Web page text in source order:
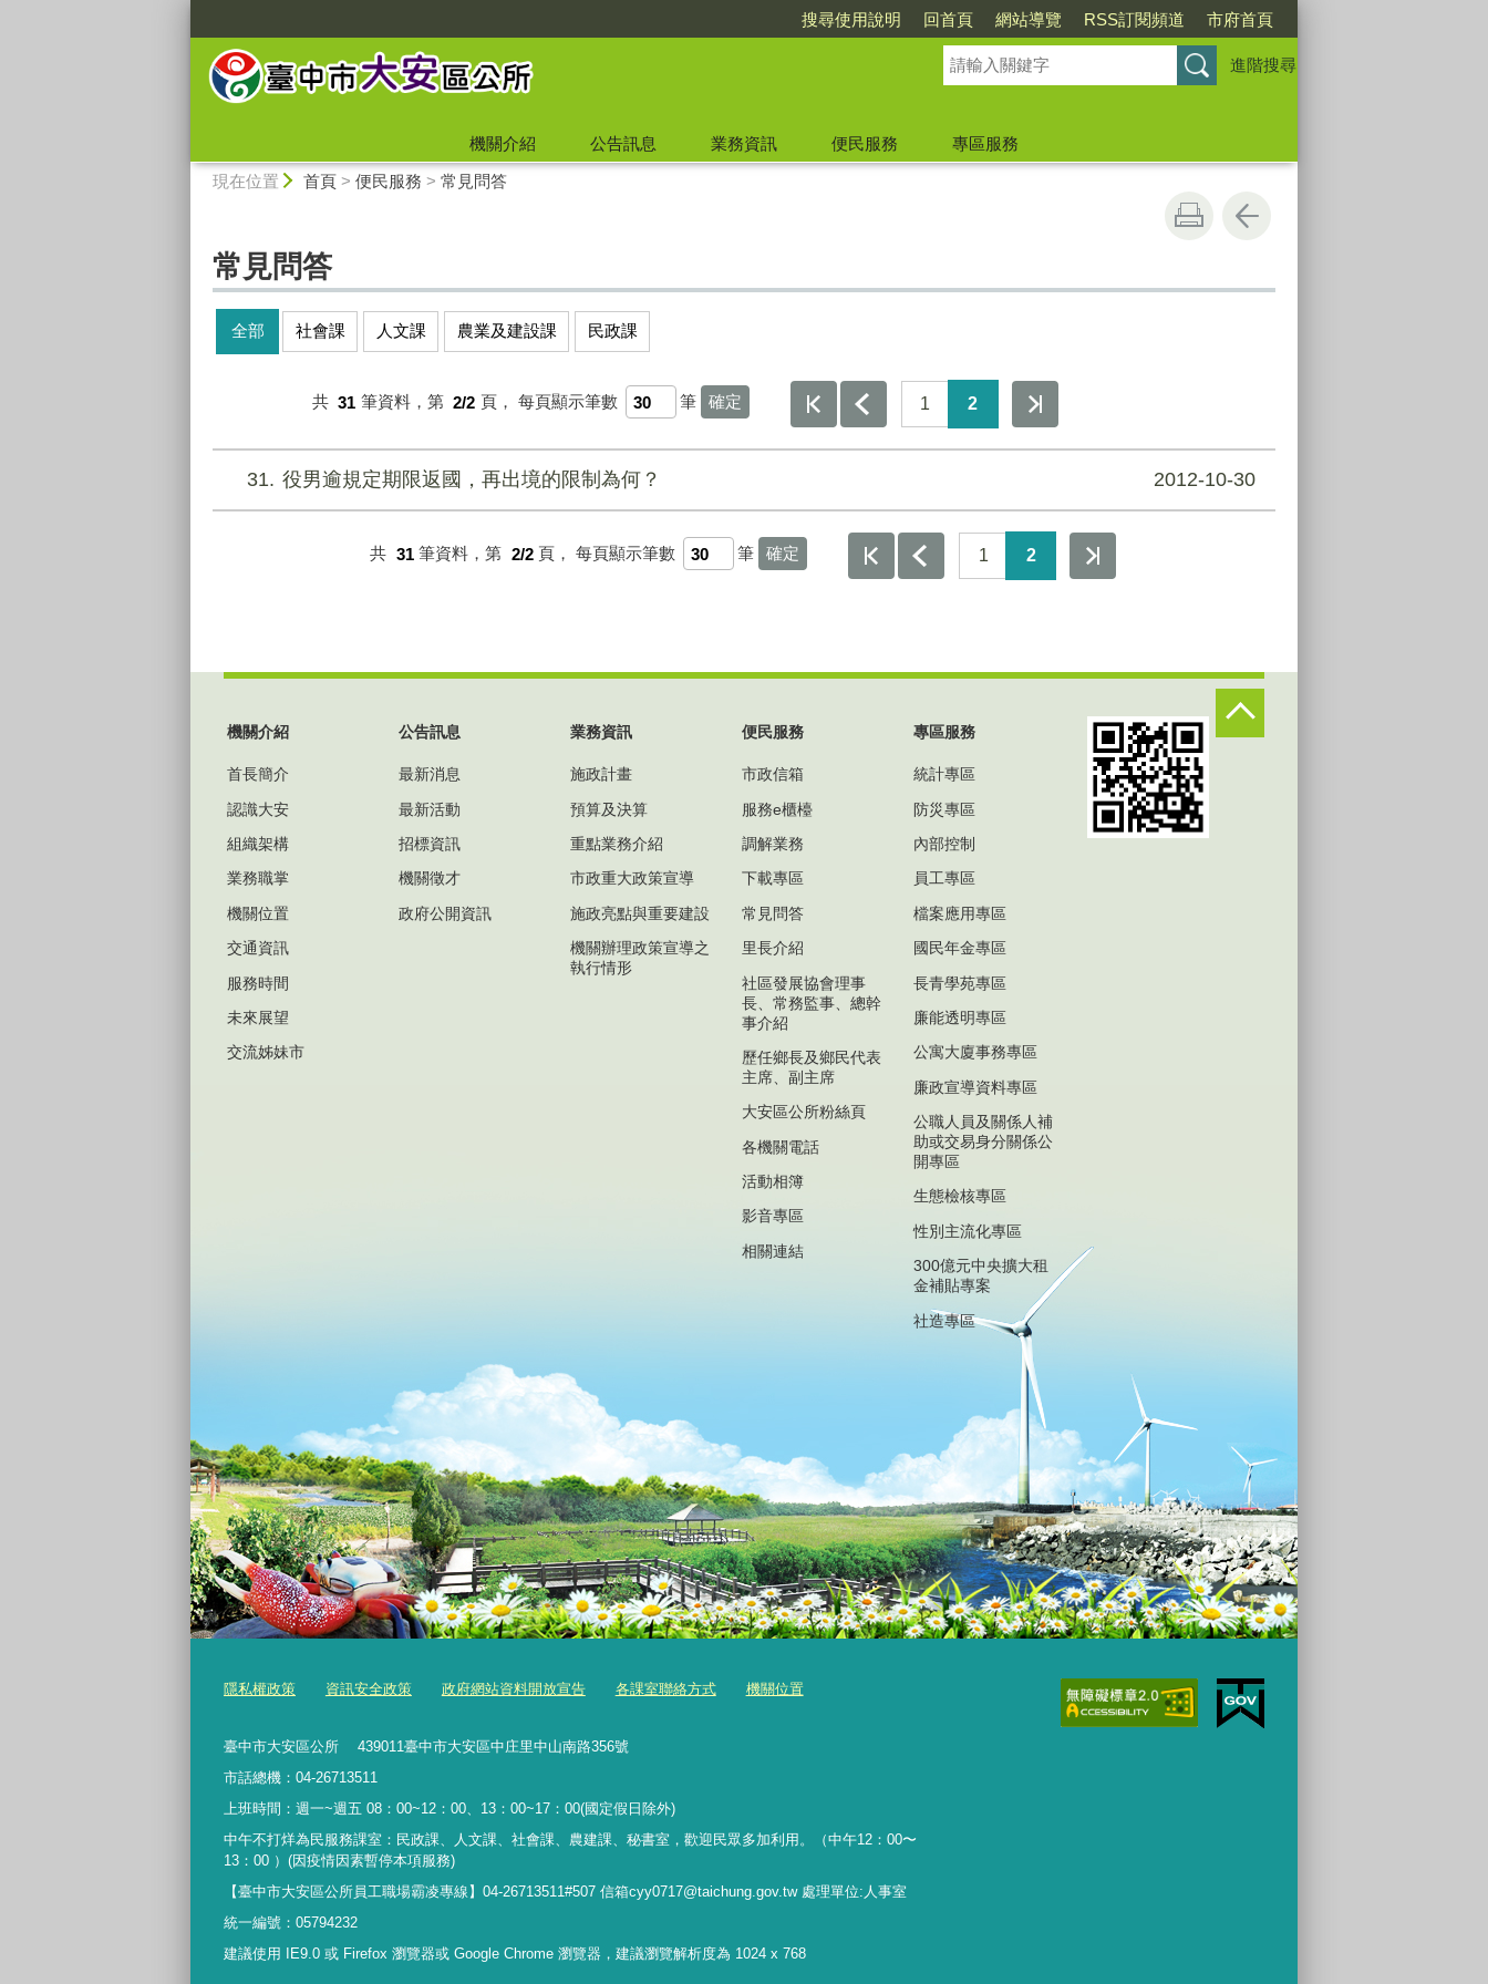
搜尋使用說明 回首頁 網站導覽 RSS訂閱頻道 市府首頁
進階搜尋
機關介紹 公告訊息 業務資訊 便民服務
專區服務
現在位置 首頁> 便民服務 > 常見問答
常見問答
全部 社會課 人文課 農業及建設課 民政課
共 31 筆資料，第 2/2 頁， 每頁顯示筆數 筆 1 2
31 役男逾規定期限返國，再出境的限制為何？ 2012-10-30
共 31 筆資料，第 2/2 頁， 每頁顯示筆數 筆 1 2
機關介紹
首長簡介
認識大安
組織架構
業務職掌
機關位置
交通資訊
服務時間
未來展望
交流姊妹市
公告訊息
最新消息
最新活動
招標資訊
機關徵才
政府公開資訊
業務資訊
施政計畫
預算及決算
重點業務介紹
市政重大政策宣導
施政亮點與重要建設
機關辦理政策宣導之
執行情形
便民服務
市政信箱
服務e櫃檯
調解業務
下載專區
常見問答
里長介紹
社區發展協會理事
長、常務監事、總幹
事介紹
歷任鄉長及鄉民代表
主席、副主席
大安區公所粉絲頁
各機關電話
活動相簿
影音專區
相關連結
專區服務
統計專區
防災專區
內部控制
員工專區
檔案應用專區
國民年金專區
長青學苑專區
廉能透明專區
公寓大廈事務專區
廉政宣導資料專區
公職人員及關係人補
助或交易身分關係公
開專區
生態檢核專區
性別主流化專區
300億元中央擴大租
金補貼專案
社造專區
隱私權政策 資訊安全政策 政府網站資料開放宣告 各課室聯絡方式 機關位置
臺中市大安區公所 439011臺中市大安區中庄里中山南路356號
市話總機：04-26713511
上班時間：週一~週五 08：00~12：00、13：00~17：00(國定假日除外)
中午不打烊為民服務課室：民政課、人文課、社會課、農建課、秘書室，歡迎民眾多加利用。（中午12：00〜
13：00 ）(因疫情因素暫停本項服務)
【臺中市大安區公所員工職場霸凌專線】04-26713511#507 信箱cyy0717@taichung.gov.tw 處理單位:人事室
統一編號：05794232
建議使用 IE9.0 或 Firefox 瀏覽器或 Google Chrome 瀏覽器，建議瀏覽解析度為 1024 x 768